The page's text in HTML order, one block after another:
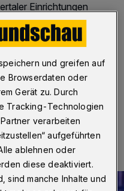
Einrichtungen
über den
und zusammen
für die
Lesezeit
und greifen auf
Browserdaten oder
Gerät zu. Durch
Tracking-Technologien
verarbeiten
aufgeführten
ablehnen oder
diese deaktiviert.
sind manche Inhalte und